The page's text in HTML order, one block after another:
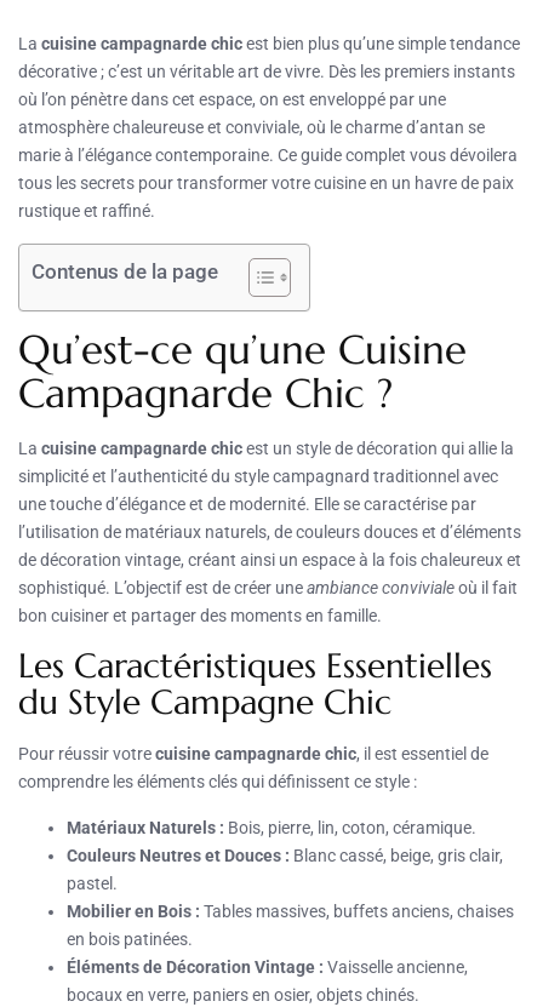
La cuisine campagnarde chicest bien plus qu’une simple tendance
décorative ; c’est un véritable art de vivre. Dès les premiers instants
où l’on pénètre dans cet espace, on est enveloppé par une
atmosphère chaleureuse et conviviale, où le charme d’antan se
marie à l’élégance contemporaine. Ce guide complet vous dévoilera
tous les secrets pour transformer votre cuisine en un havre de paix
rustique et raffiné.
Contenus de la page
Qu’est-ce qu’une Cuisine
Campagnarde Chic ?
La cuisine campagnarde chicest un style de décoration qui allie la
simplicité et l’authenticité du style campagnard traditionnel avec
une touche d’élégance et de modernité. Elle se caractérise par
l’utilisation de matériaux naturels, de couleurs douces et d’éléments
de décoration vintage, créant ainsi un espace à la fois chaleureux et
sophistiqué. L’objectif est de créer uneambiance convivialeoù il fait
bon cuisiner et partager des moments en famille.
Les Caractéristiques Essentielles
du Style Campagne Chic
Pour réussir votrecuisine campagnarde chic, il est essentiel de
comprendre les éléments clés qui définissent ce style :
Matériaux Naturels : Bois, pierre, lin, coton, céramique.
Couleurs Neutres et Douces : Blanc cassé, beige, gris clair,
pastel.
Mobilier en Bois : Tables massives, buffets anciens, chaises
en bois patinées.
Éléments de Décoration Vintage : Vaisselle ancienne,
bocaux en verre, paniers en osier, objets chinés.